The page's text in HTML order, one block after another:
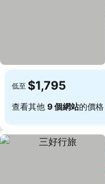
低至 $1,795
查看其他 9 個網站的價格